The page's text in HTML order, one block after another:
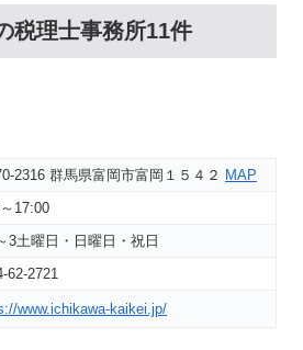
税理士事務所11件
2316 群馬県富岡市富岡１５４２ MAP
17:00
3土曜日・日曜日・祝日
62-2721
www.ichikawa-kaikei.jp/